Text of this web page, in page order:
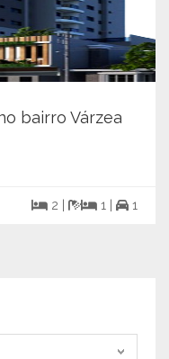
bairro Várzea
2 | 1 | 1